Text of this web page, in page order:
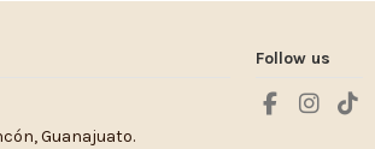
Guanajuato.
Follow us